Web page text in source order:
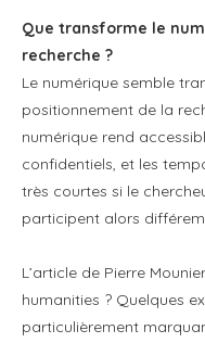
Que transforme le
recherche ?
Le numérique semble
positionnement de la
numérique rend
confidentiels, et les
très courtes si le
participent alors
L’article de Pierre
humanities ? Quelques
particulièrement